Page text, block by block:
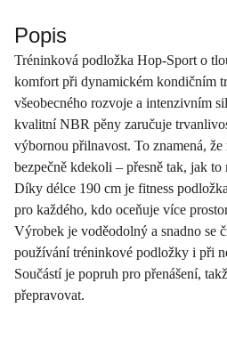
Popis
Tréninková podložka Hop-Sport o
komfort při dynamickém kondičním
všeobecného rozvoje a intenzivním
kvalitní NBR pěny zaručuje
výbornou přilnavost. To znamená, že
bezpečně kdekoli – přesně tak, jak to
Díky délce 190 cm je fitness
pro každého, kdo oceňuje více
Výrobek je voděodolný a snadno se
používání tréninkové podložky i při
Součástí je popruh pro přenášení,
přepravovat.